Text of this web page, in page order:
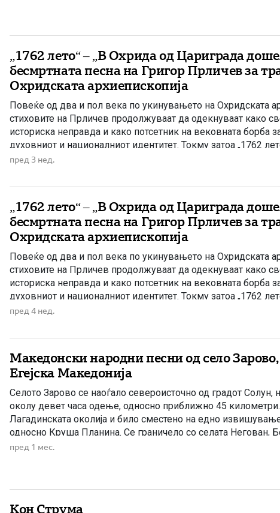
„1762 лето“ – „В Охрида од Цариграда
бесмртната песна на Григор Прличев за
Охридската архиепископија
Повеќе од два и пол века по укинувањето на Охридската
стиховите на Прличев продолжуваат да одекнуваат како
историска неправда и како потсетник на вековната борба
духовниот и националниот идентитет. Токму затоа „1762
песна за минатото, туку и порака до идните поколенија дека
пред 3 нед.
„1762 лето“ – „В Охрида од Цариграда
бесмртната песна на Григор Прличев за
Охридската архиепископија
Повеќе од два и пол века по укинувањето на Охридската
стиховите на Прличев продолжуваат да одекнуваат како
историска неправда и како потсетник на вековната борба
духовниот и националниот идентитет. Токму затоа „1762
песна за минатото, туку и порака до идните поколенија дека
пред 4 нед.
Македонски народни песни од село
Егејска Македонија
Селото Зарово се наоѓало североисточно од градот Солун,
околу девет часа одење, односно приближно 45
Лагадинската околија и било сместено на едно
односно Круша Планина. Се граничело со селата Негован,
Висока, Берово и со реката Богдана. Богатата народна
пред 1 мес.
Кон Струма